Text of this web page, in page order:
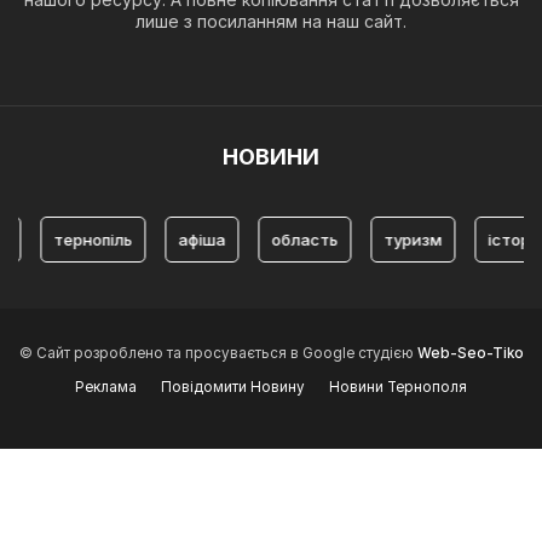
лише з посиланням на наш сайт.
НОВИНИ
тернопіль афіша область туризм історія
© Сайт розроблено та просувається в Google студією Web-Seo-Tiko
Реклама
Повідомити Новину Новини Тернополя